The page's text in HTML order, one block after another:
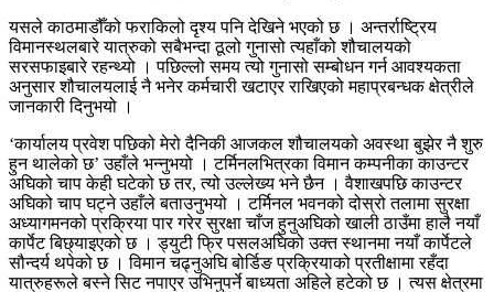
यसले काठमाडौँको फराकिलो दृश्य पनि देखिने भएको छ । अन्तर्राष्ट्रिय
विमानस्थलबारे यात्रुको सबैभन्दा ठूलो गुनासो त्यहाँको शौचालयको
सरसफाइबारे रहन्थ्यो । पछिल्लो समय त्यो गुनासो सम्बोधन गर्न आवश्यकता
अनुसार शौचालयलाई नै भनेर कर्मचारी खटाएर राखिएको महाप्रबन्धक क्षेत्रीले
जानकारी दिनुभयो ।
‘कार्यालय प्रवेश पछिको मेरो दैनिकी आजकल शौचालयको अवस्था बुझेर नै शुरु
हुन थालेको छ’ उहाँले भन्नुभयो । टर्मिनलभित्रका विमान कम्पनीका काउन्टर
अघिको चाप केही घटेको छ तर, त्यो उल्लेख्य भने छैन । वैशाखपछि काउन्टर
अघिको चाप घट्ने उहाँले बताउनुभयो । टर्मिनल भवनको दोस्रो तलामा सुरक्षा
अध्यागमनको प्रक्रिया पार गरेर सुरक्षा चाँज हुनुअघिको खाली ठाउँमा हालै नयाँ
कार्पेट बिछ्याइएको छ । ड्युटी फ्रि पसलअघिको उक्त स्थानमा नयाँ कार्पेटले
सौन्दर्य थपेको छ । विमान चढ्नुअघि बोर्डिङ प्रक्रियाको प्रतीक्षामा रहँदा
यात्रुहरूले बस्ने सिट नपाएर उभिनुपर्ने बाध्यता अहिले हटेको छ । त्यस क्षेत्रमा